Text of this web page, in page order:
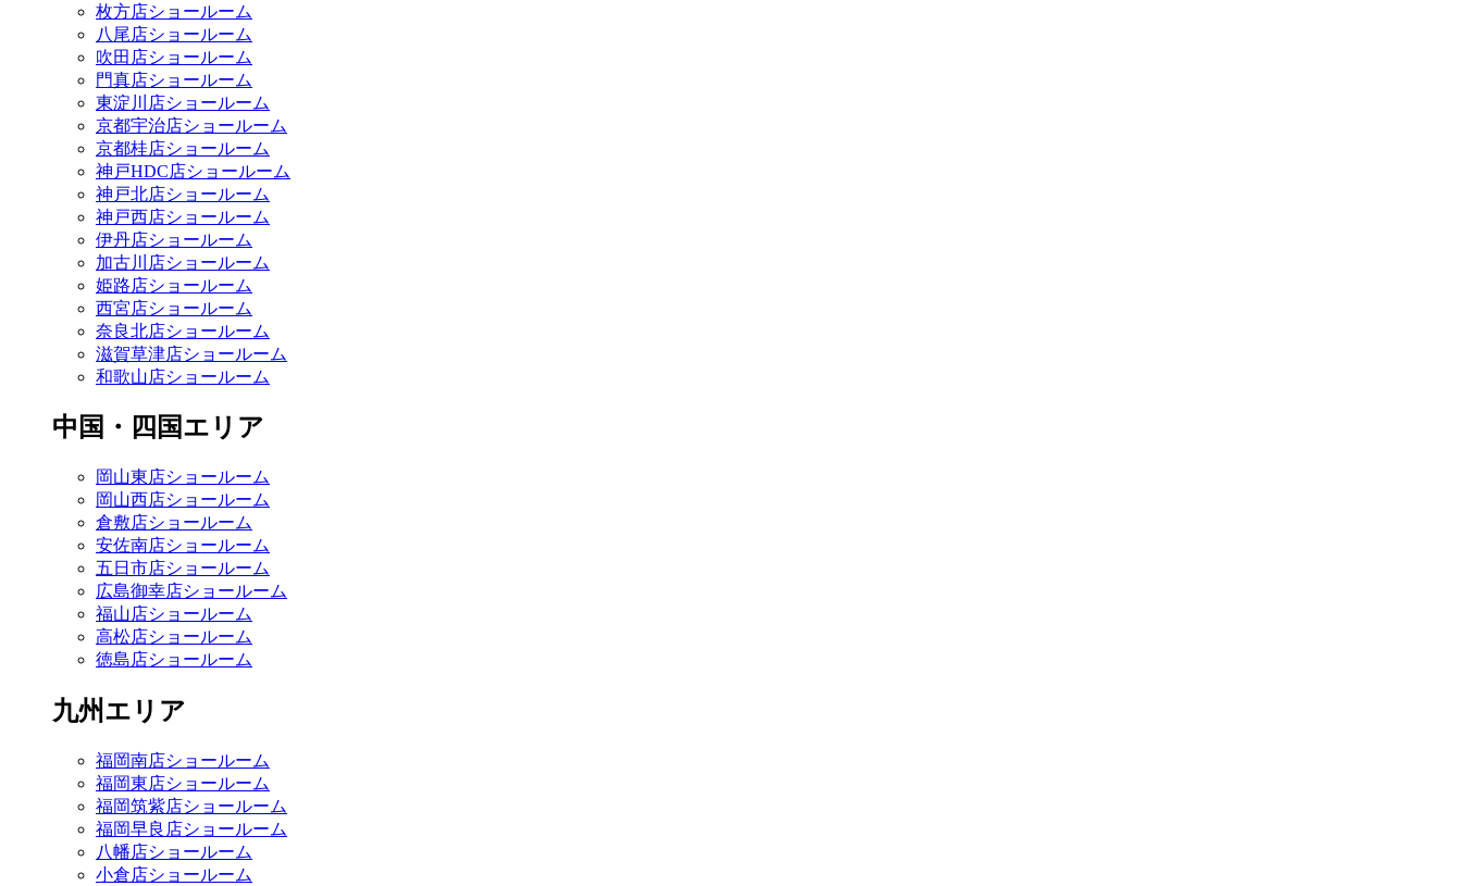
枚方店ショールーム
八尾店ショールーム
吹田店ショールーム
門真店ショールーム
東淀川店ショールーム
京都宇治店ショールーム
京都桂店ショールーム
神戸HDC店ショールーム
神戸北店ショールーム
神戸西店ショールーム
伊丹店ショールーム
加古川店ショールーム
姫路店ショールーム
西宮店ショールーム
奈良北店ショールーム
滋賀草津店ショールーム
和歌山店ショールーム
中国・四国エリア
岡山東店ショールーム
岡山西店ショールーム
倉敷店ショールーム
安佐南店ショールーム
五日市店ショールーム
広島御幸店ショールーム
福山店ショールーム
高松店ショールーム
徳島店ショールーム
九州エリア
福岡南店ショールーム
福岡東店ショールーム
福岡筑紫店ショールーム
福岡早良店ショールーム
八幡店ショールーム
小倉店ショールーム